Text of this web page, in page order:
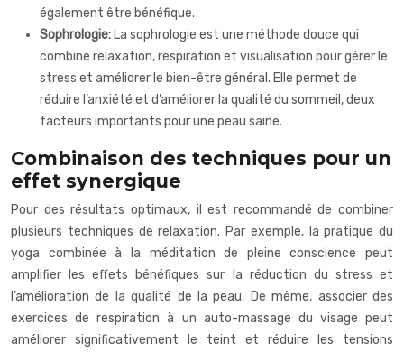
également être bénéfique.
Sophrologie: La sophrologie est une méthode douce qui
combine relaxation, respiration et visualisation pour gérer le
stress et améliorer le bien-être général. Elle permet de
réduire l’anxiété et d’améliorer la qualité du sommeil, deux
facteurs importants pour une peau saine.
Combinaison des techniques pour un
effet synergique
Pour des résultats optimaux, il est recommandé de combiner
plusieurs techniques de relaxation. Par exemple, la pratique du
yoga combinée à la méditation de pleine conscience peut
amplifier les effets bénéfiques sur la réduction du stress et
l’amélioration de la qualité de la peau. De même, associer des
exercices de respiration à un auto-massage du visage peut
améliorer significativement le teint et réduire les tensions